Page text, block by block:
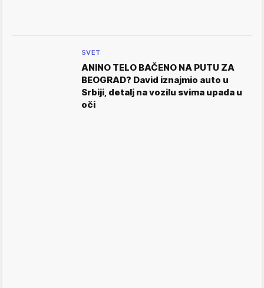
SVET
ANINO TELO BAČENO NA PUTU ZA
BEOGRAD? David iznajmio auto u
Srbiji, detalj na vozilu svima upada u
oči